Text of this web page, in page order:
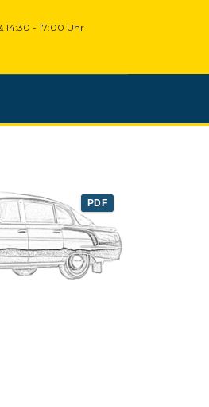
14:30 - 17:00 Uhr
PDF